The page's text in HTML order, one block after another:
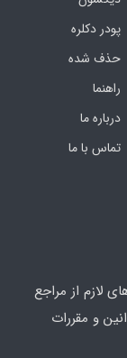
پودر دکلره
حذف شده
راهنما
درباره ما
تماس با ما
لازم از مراجع
و مقررات